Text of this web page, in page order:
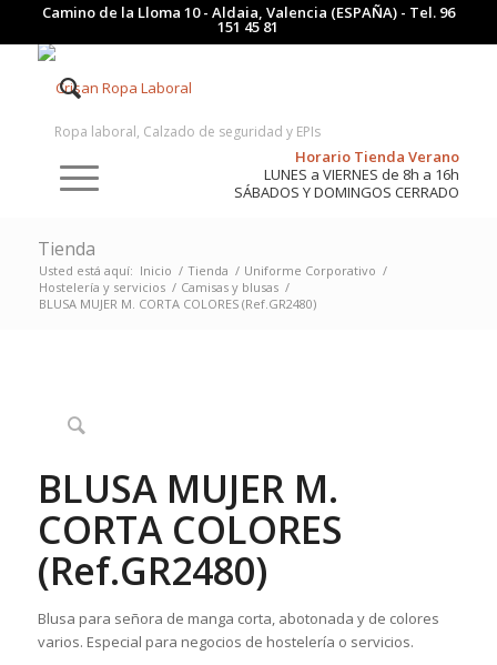
Camino de la Lloma 10 - Aldaia, Valencia (ESPAÑA) - Tel. 96
151 45 81
Ropa laboral, Calzado de seguridad y EPIs
Horario Tienda Verano
LUNES a VIERNES de 8h a 16h
SÁBADOS Y DOMINGOS CERRADO
Tienda
Usted está aquí: Inicio / Tienda / Uniforme Corporativo /
Hostelería y servicios / Camisas y blusas /
BLUSA MUJER M. CORTA COLORES (Ref.GR2480)
BLUSA MUJER M.
CORTA COLORES
(Ref.GR2480)
Blusa para señora de manga corta, abotonada y de colores
varios. Especial para negocios de hostelería o servicios.